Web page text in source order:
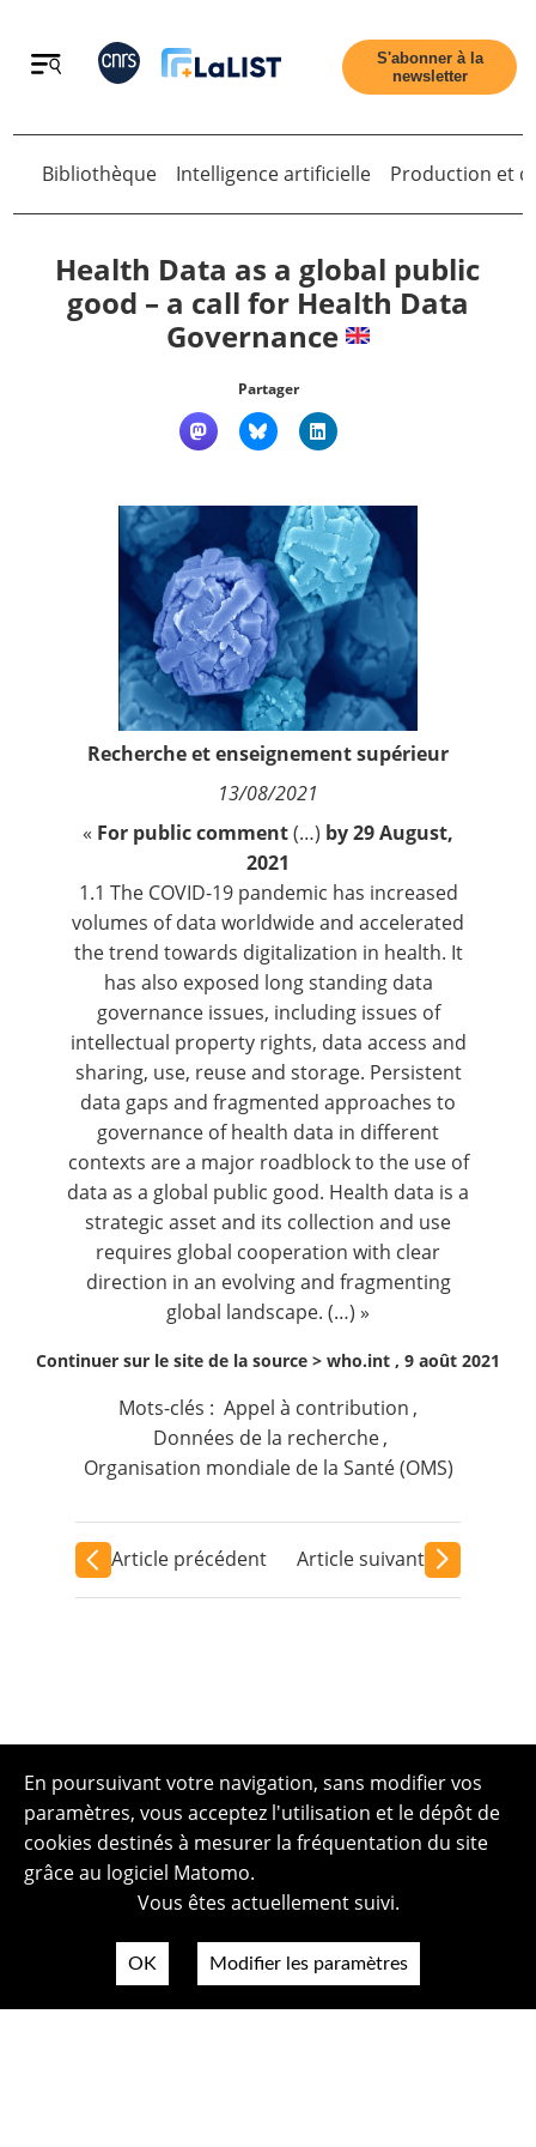
Retour
Nous suivre
S'abonner à la
newsletter
Retour
Bibliothèque Intelligence artificielle Production et
Health Data as a global public
good – a call for Health Data
Governance
Partager
Recherche et enseignement supérieur
13/08/2021
« For public comment(…) by 29 August,
2021
1.1 The COVID-19 pandemic has increased
volumes of data worldwide and accelerated
the trend towards digitalization in health. It
has also exposed long standing data
governance issues, including issues of
intellectual property rights, data access and
sharing, use, reuse and storage. Persistent
data gaps and fragmented approaches to
governance of health data in different
contexts are a major roadblock to the use of
data as a global public good. Health data is a
strategic asset and its collection and use
requires global cooperation with clear
direction in an evolving and fragmenting
global landscape. (…) »
Continuer sur le site de la source > who.int , 9 août 2021
Mots-clés : Appel à contribution ,
Données de la recherche ,
Organisation mondiale de la Santé (OMS)
Article précédent Article suivant
En poursuivant votre navigation, sans modifier vos
paramètres, vous acceptez l'utilisation et le dépôt de
cookies destinés à mesurer la fréquentation du site
grâce au logiciel Matomo.
Vous êtes actuellement suivi.
OK Modifier les paramètres